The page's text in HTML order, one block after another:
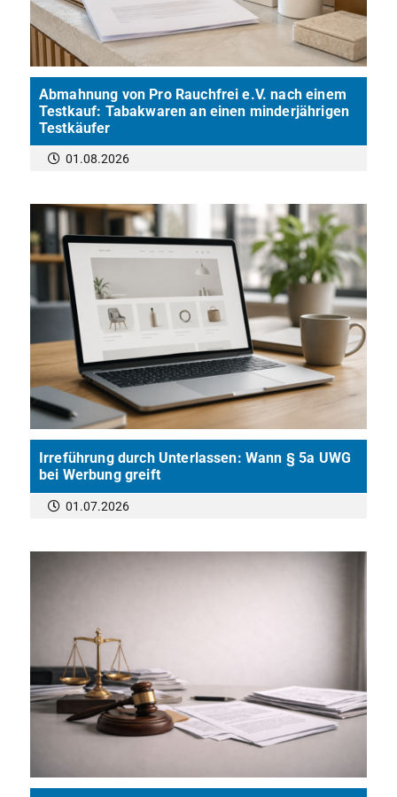
Abmahnung von Pro Rauchfrei e.V. nach einem
Testkauf: Tabakwaren an einen minderjährigen
Testkäufer
01.08.2026
Irreführung durch Unterlassen: Wann § 5a UWG
bei Werbung greift
01.07.2026